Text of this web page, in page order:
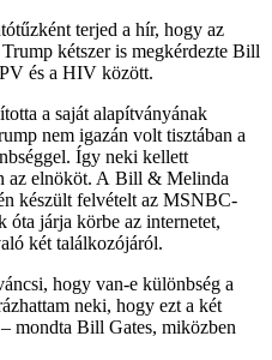
terjed a hír, hogy az
kétszer is megkérdezte Bill
és a HIV között.
a saját alapítványának
nem igazán volt tisztában a
Így neki kellett
az elnököt. A Bill & Melinda
készült felvételt az MSNBC-
óta járja körbe az internetet,
két találkozójáról.
hogy van-e különbség a
neki, hogy ezt a két
mondta Bill Gates, miközben